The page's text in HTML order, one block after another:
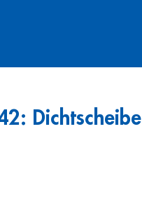
Dichtscheibe